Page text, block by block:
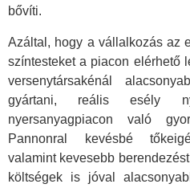
bővíti.
Azáltal, hogy a vállalkozás az
színtesteket a piacon elérhető
versenytársakénál
gyártani, reális esély
nyersanyagpiacon való
Pannonral kevésbé
valamint kevesebb
költségek is jóval